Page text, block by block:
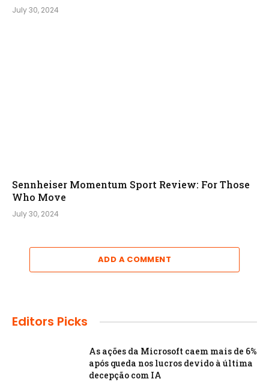
July 30, 2024
Sennheiser Momentum Sport Review: For Those
Who Move
July 30, 2024
ADD A COMMENT
Editors Picks
As ações da Microsoft caem mais de 6%
após queda nos lucros devido à última
decepção com IA